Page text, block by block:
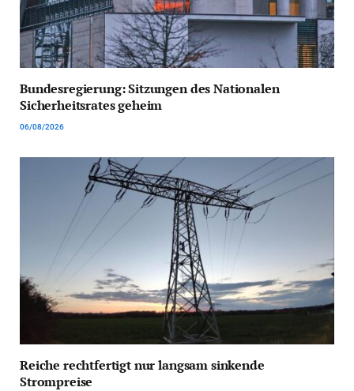
Bundesregierung: Sitzungen des Nationalen
Sicherheitsrates geheim
06/08/2026
Reiche rechtfertigt nur langsam sinkende
Strompreise